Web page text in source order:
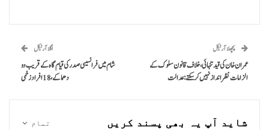
پچھلا آرٹیکل
عمران خان کی قید تنہائی، خلاف قانون سلوک کے
الزامات نظرانداز نہیں کر سکتے: عدالت
اگلا آرٹیکل
شام میں فرانسیسی صدر کی قیام گاہ کے قریب دو
دھماکے، 18 افراد زخمی
تمام شاید آپ یہ بھی پسند کریں